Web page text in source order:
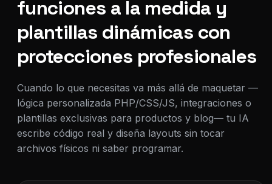
funciones a la medida y
plantillas dinámicas con
protecciones profesionales
Cuando lo que necesitas va más allá de maquetar —
lógica personalizada PHP/CSS/JS, integraciones o
plantillas exclusivas para productos y blog— tu IA
escribe código real y diseña layouts sin tocar
archivos físicos ni saber programar.